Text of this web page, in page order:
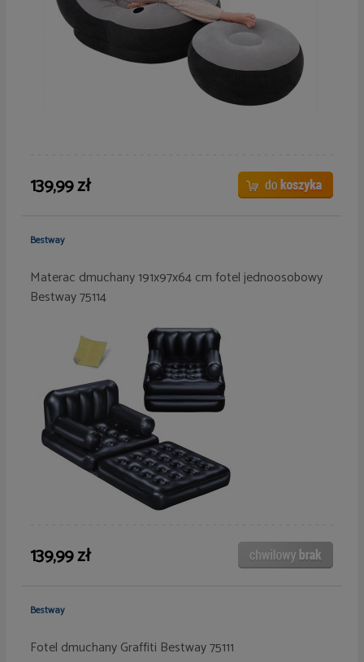
139,99 zł
Bestway
Materac dmuchany 191x97x64 cm fotel jednoosobowy
Bestway 75114
139,99 zł
Bestway
Fotel dmuchany Graffiti Bestway 75111